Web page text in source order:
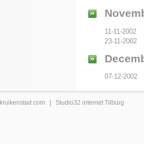
11-11-2002
23-11-2002
07-12-2002
kruikenstad .com | Studio32 internet Tilburg